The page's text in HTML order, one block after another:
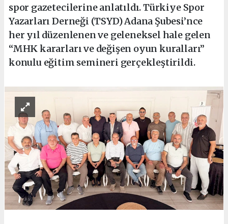
spor gazetecilerine anlatıldı. Türkiye Spor
Yazarları Derneği (TSYD) Adana Şubesi’nce
her yıl düzenlenen ve geleneksel hale gelen
“MHK kararları ve değişen oyun kuralları”
konulu eğitim semineri gerçekleştirildi.